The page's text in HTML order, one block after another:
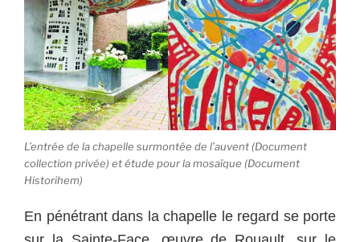
L’entrée de la chapelle surmontée de l’auvent (Document
collection privée) et étude pour la mosaïque (Document
Historihem)
En pénétrant dans la chapelle le regard se porte